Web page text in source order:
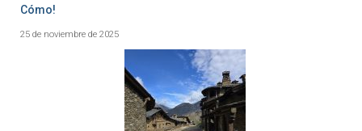
Cómo!
25 de noviembre de 2025